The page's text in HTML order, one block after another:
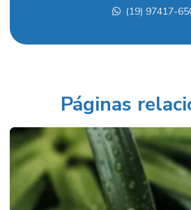
Floricultura e plantas ornamentais
Folhagens ornamentais para interiores
Fornecedor de palmeiras
Fornecedor de vasos para paisagismo
Fornecedores de paisagismo em paulínia
Grama esmeralda em campinas
(19) 97417-
Páginas